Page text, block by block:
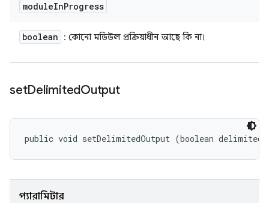
moduleInProgress
boolean : কোনো মডিউল প্রক্রিয়াধীন আছে কি না।
setDelimitedOutput
public void setDelimitedOutput (boolean
প্যারামিটার